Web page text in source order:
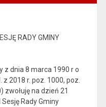
RADY GMINY
z dnia 8 marca 1990 r o
2018 r. poz. 1000, poz.
zwołuję na dzień 21
Rady Gminy